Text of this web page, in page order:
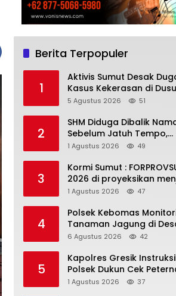
Berita Terpopuler
1
Aktivis Sumut Desak
Kasus Kekerasan di
Balakka, Desa Gunung
5 Agustus 2026 51
2
SHM Diduga Dibalik
Sebelum Jatuh Tempo,
Warga Gresik Gugat
Somasi Kepala Desa
1 Agustus 2026 49
3
Kormi Sumut :
2026 di proyeksikan
ajang Festival Olahraga
terbanyak di Indonesia
1 Agustus 2026 47
4
Polsek Kebomas
Tanaman Jagung di
Kembangan, Perkuat
Nasional
6 Agustus 2026 42
5
Kapolres Gresik
Polsek Dukun Cek
Kambing, Perkuat
1 Agustus 2026 37